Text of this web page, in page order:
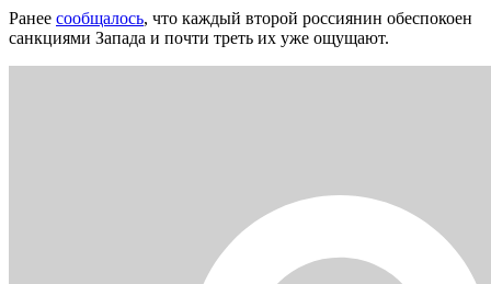
Ранее сообщалось, что каждый второй россиянин обеспокоен
санкциями Запада и почти треть их уже ощущают.